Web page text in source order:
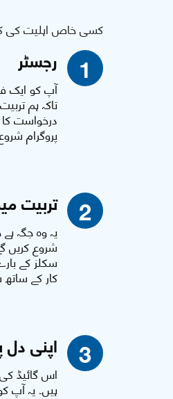
کسی خاص اہلیت کی
1 رجسٹر
آپ کو ایک
تاکہ ہم
درخواست کا
پروگرام
2 تربیت
یہ وہ جگہ
شروع کریں
سکلز کے
کار کے ساتھ
3 اپنی
اس گائیڈ
ہیں۔ یہ آپ